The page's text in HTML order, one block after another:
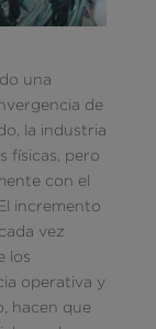
una
de
la industria
físicas, pero
con el
incremento
vez
los
operativa y
hacen que